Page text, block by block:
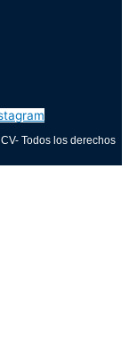
Todos los derechos